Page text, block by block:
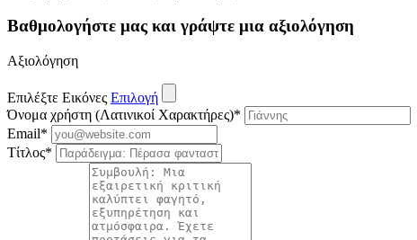
Βαθμολογήστε μας και γράψτε μια αξιολόγηση
Αξιολόγηση
Επιλέξτε Εικόνες Επιλογή
Όνομα χρήστη (Λατινικοί Χαρακτήρες)*
Email*
Τίτλος*